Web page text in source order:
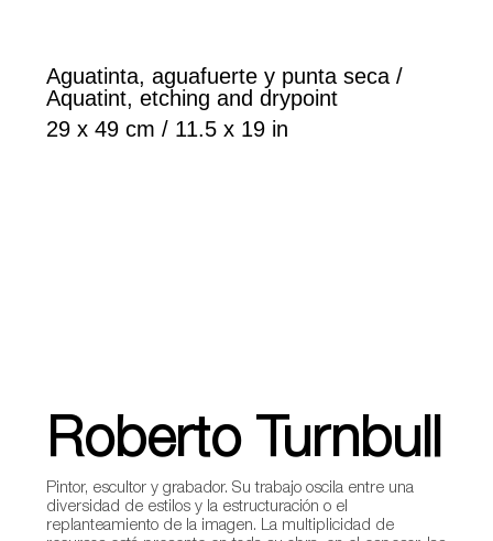
Aguatinta, aguafuerte y punta seca /
Aquatint, etching and drypoint
29 x 49 cm / 11.5 x 19 in
Roberto Turnbull
Pintor, escultor y grabador. Su trabajo oscila entre una
diversidad de estilos y la estructuración o el
replanteamiento de la imagen. La multiplicidad de